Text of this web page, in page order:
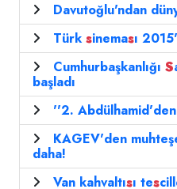
Davutoğlu'ndan
Türk sineması
Cumhurbaşkanlığı S
başladı
''2. Abdülhamid'den
KAGEV'den
daha!
Van kahvaltısı tes